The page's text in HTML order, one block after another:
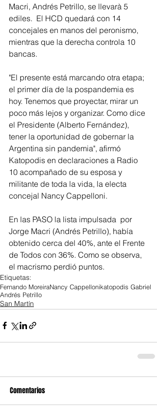
Macri, Andrés Petrillo, se llevarà 5
ediles.  El HCD quedará con 14
concejales en manos del peronismo,
mientras que la derecha controla 10
bancas.
"El presente está marcando otra etapa;
el primer día de la pospandemia es
hoy. Tenemos que proyectar, mirar un
poco más lejos y organizar. Como dice
el Presidente (Alberto Fernández),
tener la oportunidad de gobernar la
Argentina sin pandemia", afirmó
Katopodis en declaraciones a Radio
10 acompañado de su esposa y
militante de toda la vida, la electa
concejal Nancy Cappelloni.
En las PASO la lista impulsada  por
Jorge Macri (Andrés Petrillo), había
obtenido cerca del 40%, ante el Frente
de Todos con 36%. Como se observa,
el macrismo perdió puntos.
Etiquetas:
Fernando MoreiraNancy Cappellonikatopodis Gabriel
Andrés Petrillo
San Martín
Comentarios